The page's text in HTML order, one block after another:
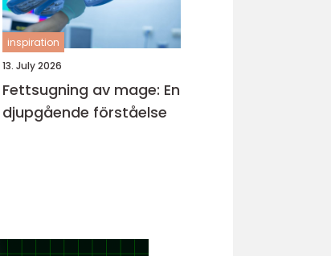
inspiration
13. July 2026
Fettsugning av mage: En
djupgående förståelse